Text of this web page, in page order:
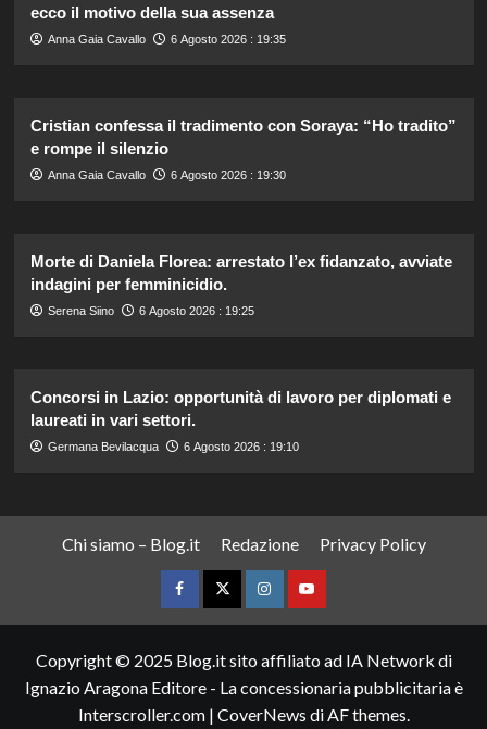
ecco il motivo della sua assenza
Anna Gaia Cavallo 6 Agosto 2026 : 19:35
Cristian confessa il tradimento con Soraya: “Ho tradito”
e rompe il silenzio
Anna Gaia Cavallo 6 Agosto 2026 : 19:30
Morte di Daniela Florea: arrestato l’ex fidanzato, avviate
indagini per femminicidio.
Serena Siino 6 Agosto 2026 : 19:25
Concorsi in Lazio: opportunità di lavoro per diplomati e
laureati in vari settori.
Germana Bevilacqua 6 Agosto 2026 : 19:10
Chi siamo – Blog.it Redazione Privacy Policy
FacebookTwitterInstagramYouTube
Copyright © 2025 Blog.it sito affiliato ad IA Network di
Ignazio Aragona Editore - La concessionaria pubblicitaria è
Interscroller.com | CoverNews di AF themes.